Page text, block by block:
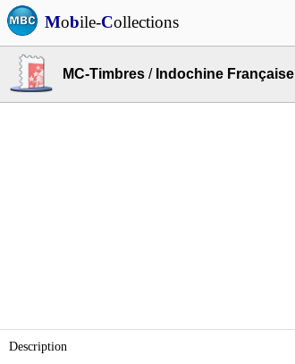
Mobile-Collections
MC-Timbres / Indochine Française
Description